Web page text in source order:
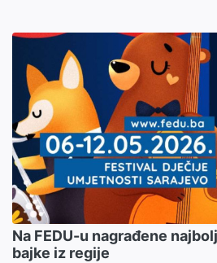
Na FEDU-u nagrađene
bajke iz regije